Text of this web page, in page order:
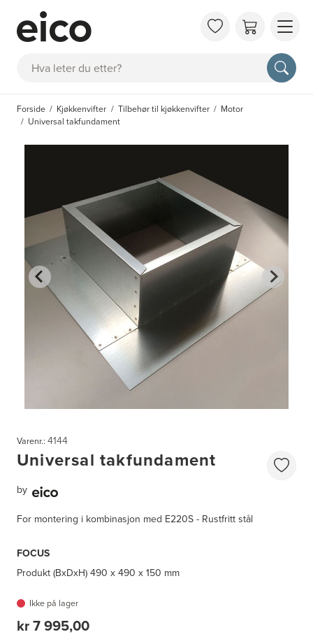
Søk
OM
FAQ
Forside Kjøkkenvifter Tilbehør til kjøkkenvifter
Motor
Universal takfundament
Varenr.: 4144
Universal takfundament
by
For montering i kombinasjon med E220S - Rustfritt stål
FOCUS
Produkt (BxDxH)490 x 490 x 150 mm
Ikke på lager
kr 7 995,00